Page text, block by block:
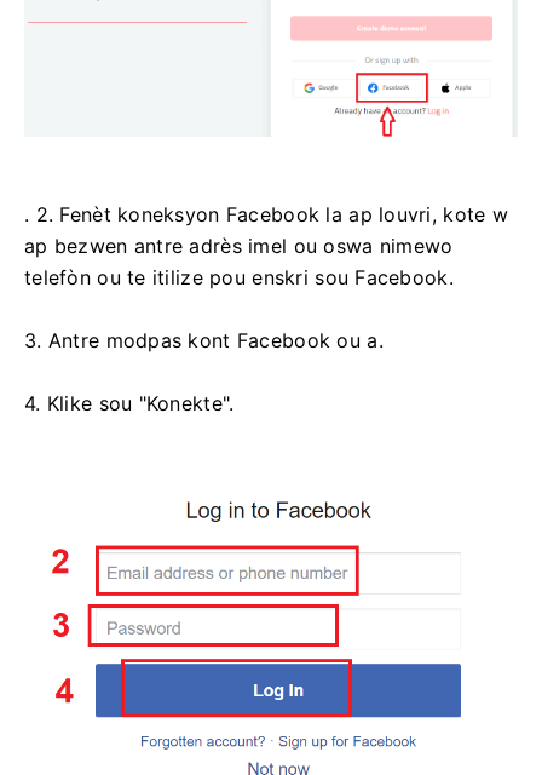
. 2. Fenèt koneksyon Facebook la ap louvri, kote w
ap bezwen antre adrès imel ou oswa nimewo
telefòn ou te itilize pou enskri sou Facebook.
3. Antre modpas kont Facebook ou a.
4. Klike sou "Konekte".